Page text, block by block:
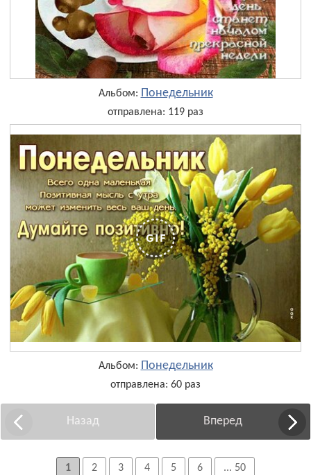
Альбом: Понедельник
отправлена: 119 раз
Альбом: Понедельник
отправлена: 60 раз
Назад Вперед
1 2 3 4 5 6 ... 50